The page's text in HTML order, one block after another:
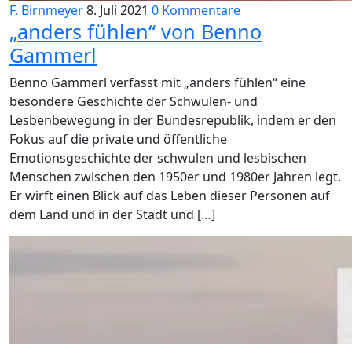
F. Birnmeyer8. Juli 2021 0 Kommentare
„anders fühlen“ von Benno
Gammerl
Benno Gammerl verfasst mit „anders fühlen“ eine
besondere Geschichte der Schwulen- und
Lesbenbewegung in der Bundesrepublik, indem er den
Fokus auf die private und öffentliche
Emotionsgeschichte der schwulen und lesbischen
Menschen zwischen den 1950er und 1980er Jahren legt.
Er wirft einen Blick auf das Leben dieser Personen auf
dem Land und in der Stadt und […]